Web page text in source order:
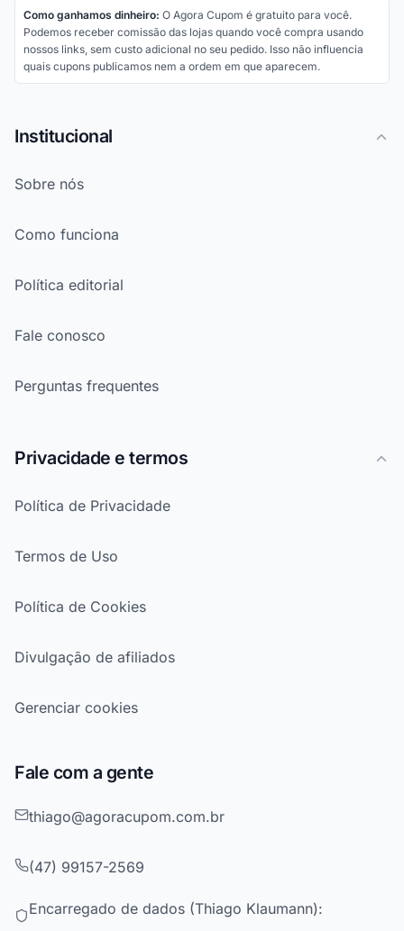
Como ganhamos dinheiro: O Agora Cupom é gratuito para você.
Podemos receber comissão das lojas quando você compra usando
nossos links, sem custo adicional no seu pedido. Isso não influencia
quais cupons publicamos nem a ordem em que aparecem.
Institucional
Sobre nós
Como funciona
Política editorial
Fale conosco
Perguntas frequentes
Privacidade e termos
Política de Privacidade
Termos de Uso
Política de Cookies
Divulgação de afiliados
Gerenciar cookies
Fale com a gente
thiago@agoracupom.com.br
(47) 99157-2569
Encarregado de dados (Thiago Klaumann):